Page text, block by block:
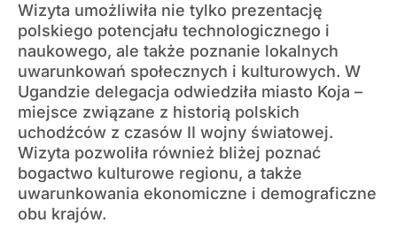
Wizyta umożliwiła nie tylko prezentację
polskiego potencjału technologicznego i
naukowego, ale także poznanie lokalnych
uwarunkowań społecznych i kulturowych. W
Ugandzie delegacja odwiedziła miasto Koja –
miejsce związane z historią polskich
uchodźców z czasów II wojny światowej.
Wizyta pozwoliła również bliżej poznać
bogactwo kulturowe regionu, a także
uwarunkowania ekonomiczne i demograficzne
obu krajów.